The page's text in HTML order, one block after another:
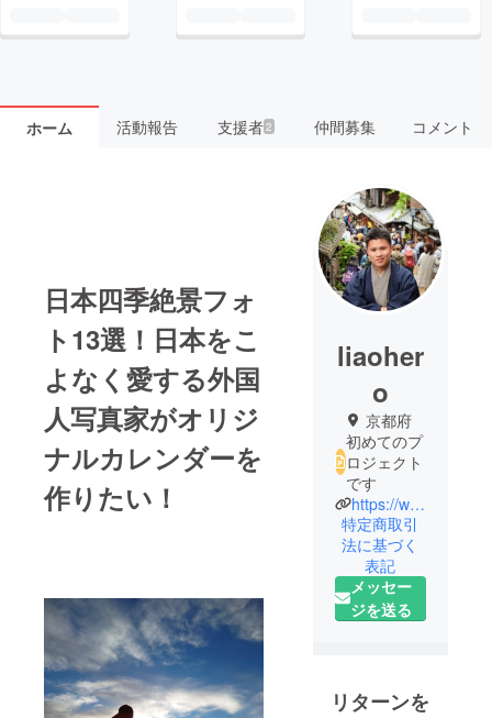
ホーム 活動報告 支援者2 仲間募集 コメント
日本四季絶景フォ
ト13選！日本をこ
よなく愛する外国
人写真家がオリジ
ナルカレンダーを
作りたい！
liaoher
o
京都府
初めてのプ
ロジェクト
です
https://www.instagram.com/hero_in_japan/
特定商取引
法に基づく
表記
メッセー
ジを送る
リターンを